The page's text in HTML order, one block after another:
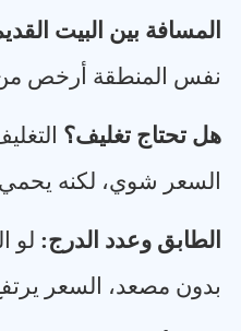
المسافة بين البيت
نفس المنطقة أرخص
هل تحتاج تغليف؟
السعر شوي، لكنه يحمي
الطابق وعدد الدرج: لو
بدون مصعد، السعر